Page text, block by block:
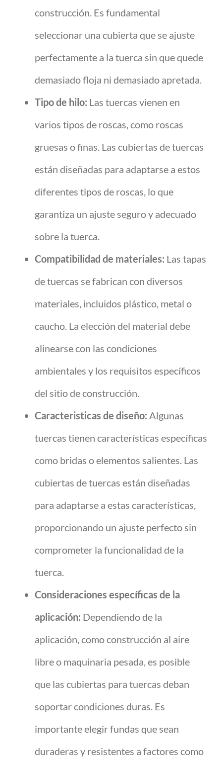
construcción. Es fundamental
seleccionar una cubierta que se ajuste
perfectamente a la tuerca sin que quede
demasiado floja ni demasiado apretada.
Tipo de hilo: Las tuercas vienen en
varios tipos de roscas, como roscas
gruesas o finas. Las cubiertas de tuercas
están diseñadas para adaptarse a estos
diferentes tipos de roscas, lo que
garantiza un ajuste seguro y adecuado
sobre la tuerca.
Compatibilidad de materiales: Las tapas
de tuercas se fabrican con diversos
materiales, incluidos plástico, metal o
caucho. La elección del material debe
alinearse con las condiciones
ambientales y los requisitos específicos
del sitio de construcción.
Caracteristicas de diseño: Algunas
tuercas tienen características específicas
como bridas o elementos salientes. Las
cubiertas de tuercas están diseñadas
para adaptarse a estas características,
proporcionando un ajuste perfecto sin
comprometer la funcionalidad de la
tuerca.
Consideraciones específicas de la
aplicación: Dependiendo de la
aplicación, como construcción al aire
libre o maquinaria pesada, es posible
que las cubiertas para tuercas deban
soportar condiciones duras. Es
importante elegir fundas que sean
duraderas y resistentes a factores como